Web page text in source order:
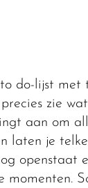
do-lijst met
zie
aan om
laten je
openstaat
momenten.